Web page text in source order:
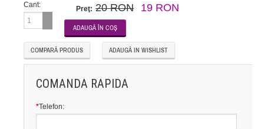
Cant:
Preţ: 20 RON 19 RON
COMPARĂ PRODUS ADAUGĂ IN WISHLIST
COMANDA RAPIDA
*Telefon: